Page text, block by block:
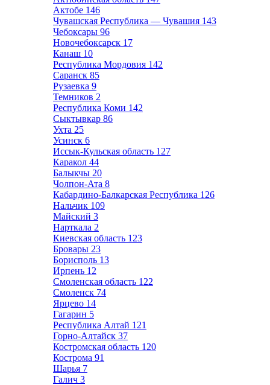
Актобе 146
Чувашская Республика — Чувашия 143
Чебоксары 96
Новочебоксарск 17
Канаш 10
Республика Мордовия 142
Саранск 85
Рузаевка 9
Темников 2
Республика Коми 142
Сыктывкар 86
Ухта 25
Усинск 6
Иссык-Кульская область 127
Каракол 44
Балыкчы 20
Чолпон-Ата 8
Кабардино-Балкарская Республика 126
Нальчик 109
Майский 3
Нарткала 2
Киевская область 123
Бровары 23
Борисполь 13
Ирпень 12
Смоленская область 122
Смоленск 74
Ярцево 14
Гагарин 5
Республика Алтай 121
Горно-Алтайск 37
Костромская область 120
Кострома 91
Шарья 7
Галич 3